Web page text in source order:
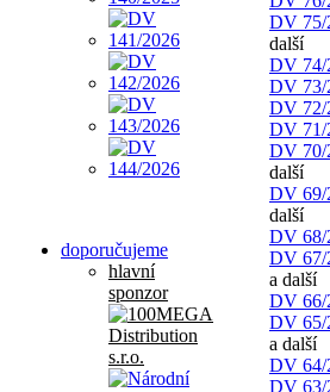
doporučujeme
hlavní
sponzor
DV 75/
další
DV 74/
DV 73/
DV 72/
DV 71/
DV 70/
další
DV 69/
další
DV 68/
DV 67/
a další
DV 66/
DV 65/
a další
DV 64/
DV 63/